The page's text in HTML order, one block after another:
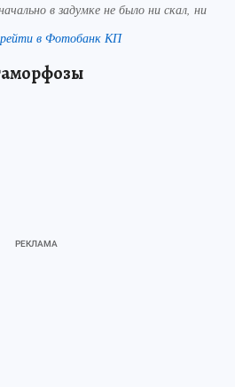
в задумке не было ни скал, ни
в Фотобанк КП